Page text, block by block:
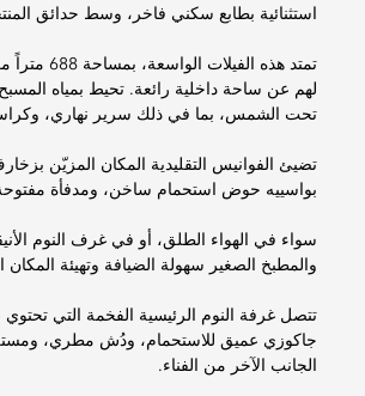
استثنائية بطابع سكني فاخر، وسط حدائق
تمتد
لهم عن ساحة داخلية رائعة. تحيط بمياه
تحت الشمس، بما في ذلك سرير نهاري،
تضيئ الفوانيس التقليدية المكان المزيّن
بواسييه حوض استحمام ساخن، ومدفأة
سواء في الهواء الطلق، أو في غرف النوم
والمطبخ الصغير سهولة الضيافة وتهيئة المكان
تتصل غرفة النوم الرئيسية الفخمة التي
جاكوزي عميق للاستحمام، ودُش مطري،
الجانب الآخر من الفناء.